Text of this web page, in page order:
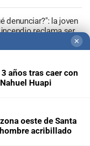
denunciar?": la joven
reclama ser
prisión para madre e
detenciones
✕
años tras caer con
Huapi
oeste de Santa
acribillado